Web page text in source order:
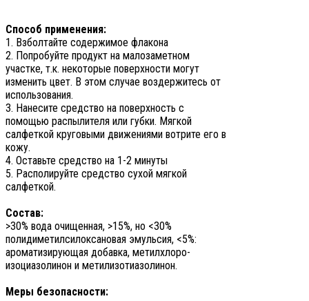
Способ применения:
1. Взболтайте содержимое флакона
2. Попробуйте продукт на малозаметном
участке, т.к. некоторые поверхности могут
изменить цвет. В этом случае воздержитесь от
использования.
3. Нанесите средство на поверхность с
помощью распылителя или губки. Мягкой
салфеткой круговыми движениями вотрите его в
кожу.
4. Оставьте средство на 1-2 минуты
5. Располируйте средство сухой мягкой
салфеткой.
Состав:
>30% вода очищенная, >15%, но <30%
полидиметилсилоксановая эмульсия, <5%:
ароматизирующая добавка, метилхлоро-
изоциазолинон и метилизотиазолинон.
Меры безопасности: